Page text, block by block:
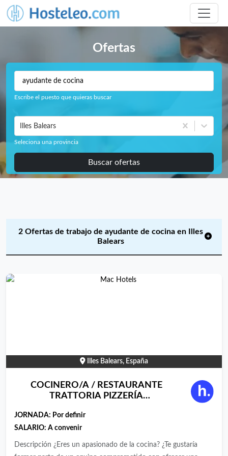
Ofertas
Escribe el puesto que quieras buscar
Illes Balears
Seleciona una provincia
Buscar ofertas
2 Ofertas de trabajo de ayudante de cocina en Illes
Balears
Illes Balears, España
COCINERO/A / RESTAURANTE
TRATTORIA PIZZERÍA
PALMA
JORNADA: Por definir
SALARIO: A convenir
Descripción ¿Eres un apasionado de la cocina? ¿Te gustaría